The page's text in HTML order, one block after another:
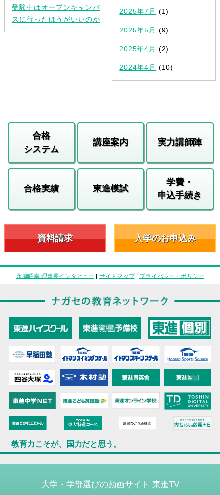
受験生はオープンキャンパ
スに行ったほうがいいのか
2025年7月 (1)
2025年5月 (9)
2025年4月 (2)
2024年4月 (10)
合格
システム
講座案内 実力講師陣
合格実績 東進模試
学費・
申込手続き
資料請求 入学のお申込み
永瀬昭幸 理事長インタビュー | サイトマップ| プライバシー・ポリシー
教育力こそが、国力だと思う。
大学・学部選びの動画サイト 東進TV